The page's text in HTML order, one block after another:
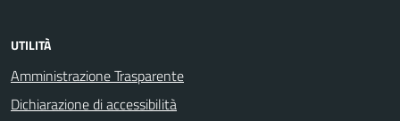
UTILITÀ
Amministrazione Trasparente
Dichiarazione di accessibilità